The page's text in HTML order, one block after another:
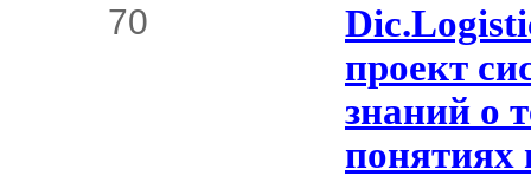
70
проект
знаний о
понятиях